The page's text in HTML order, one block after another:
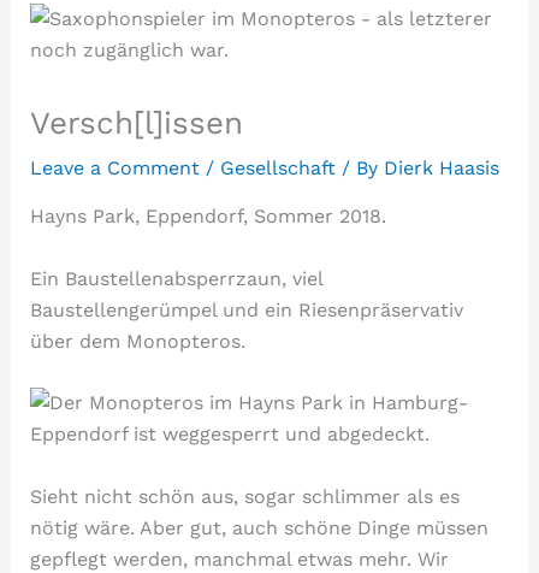
Versch[l]issen
Leave a Comment / Gesellschaft/ By Dierk Haasis
Hayns Park, Eppendorf, Sommer 2018.
Ein Baustellenabsperrzaun, viel
Baustellengerümpel und ein Riesenpräservativ
über dem Monopteros.
Sieht nicht schön aus, sogar schlimmer als es
nötig wäre. Aber gut, auch schöne Dinge müssen
gepflegt werden, manchmal etwas mehr. Wir